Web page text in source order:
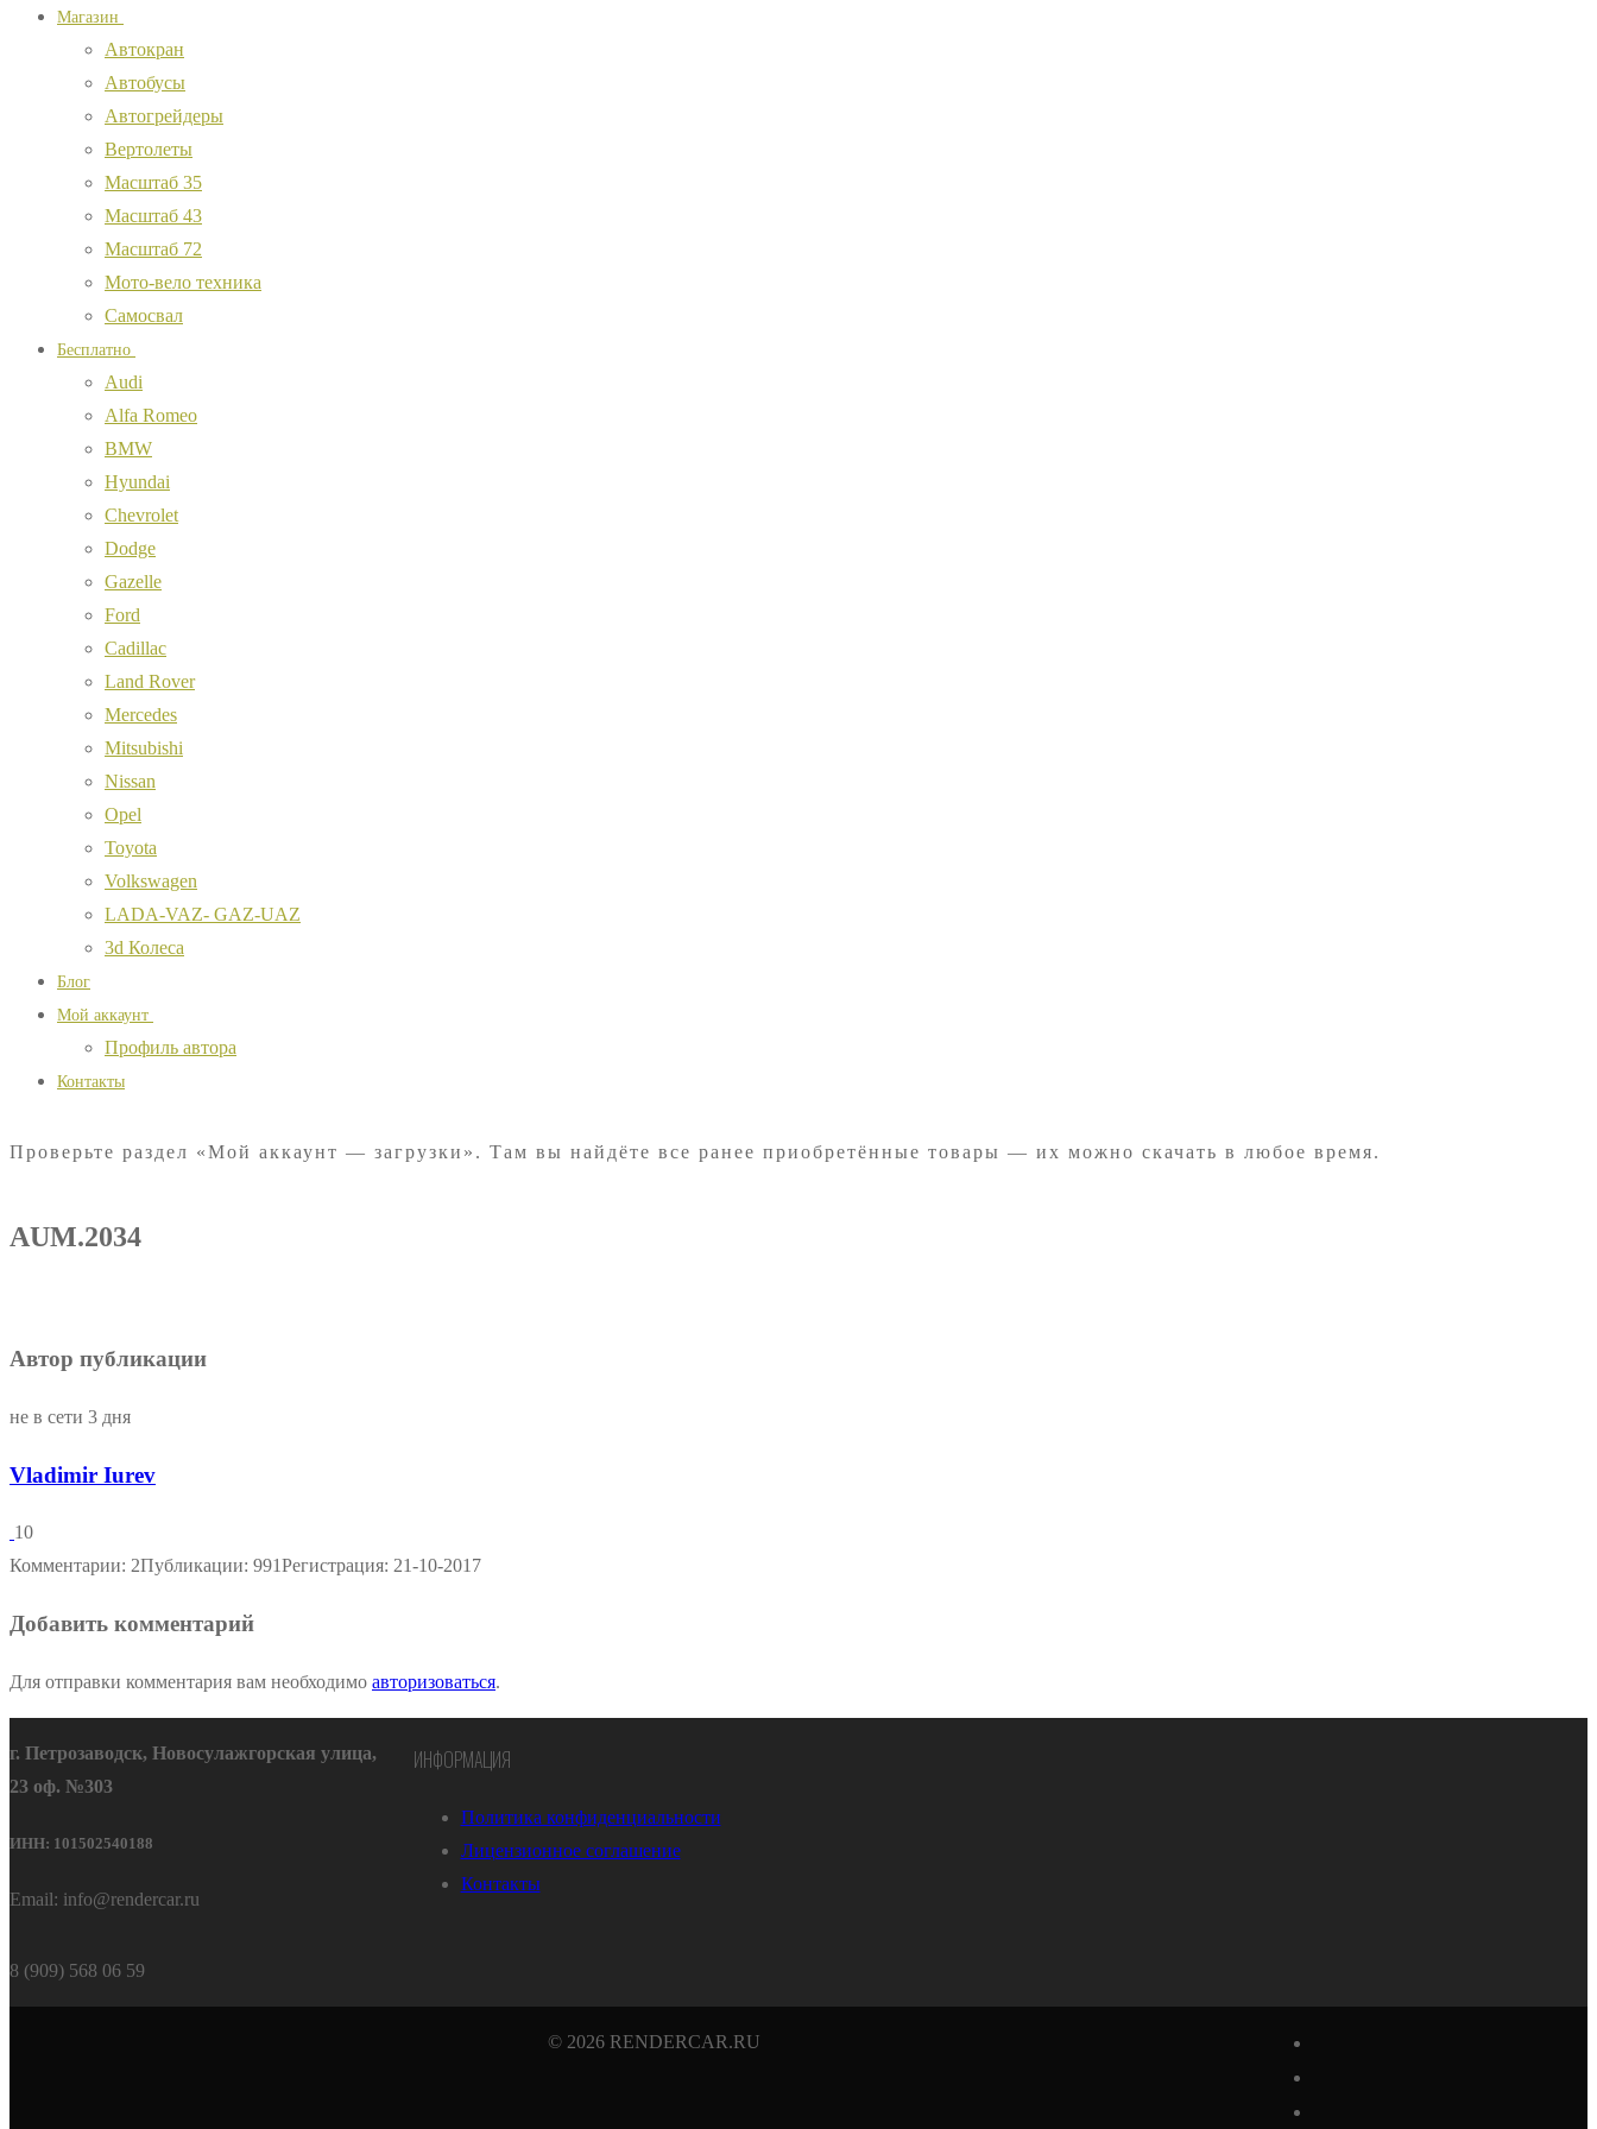
Магазин
Автокран
Автобусы
Автогрейдеры
Вертолеты
Масштаб 35
Масштаб 43
Масштаб 72
Мото-вело техника
Самосвал
Бесплатно
Audi
Alfa Romeo
BMW
Hyundai
Chevrolet
Dodge
Gazelle
Ford
Cadillac
Land Rover
Mercedes
Mitsubishi
Nissan
Opel
Toyota
Volkswagen
LADA-VAZ- GAZ-UAZ
3d Колеса
Блог
Мой аккаунт
Профиль автора
Контакты
Проверьте раздел «Мой аккаунт — загрузки». Там вы найдёте все ранее приобретённые товары — их можно скачать в любое время.
AUM.2034
Автор публикации
не в сети 3 дня
Vladimir Iurev
10
Комментарии: 2Публикации: 991Регистрация: 21-10-2017
Добавить комментарий
Для отправки комментария вам необходимо авторизоваться.
г. Петрозаводск, Новосулажгорская улица,
23 оф. №303
ИНН: 101502540188
Email: info@rendercar.ru
8 (909) 568 06 59
ИНФОРМАЦИЯ
Политика конфиденциальности
Лицензионное соглашение
Контакты
© 2026 RENDERCAR.RU